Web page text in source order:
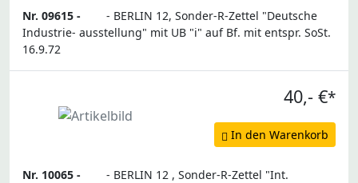
Nr. 09615 -
- BERLIN 12, Sonder-R-Zettel "Deutsche
Industrie- ausstellung" mit UB "i" auf Bf. mit entspr. SoSt.
16.9.72
40,- €*
In den Warenkorb
Nr. 10065 -
- BERLIN 12 , Sonder-R-Zettel "Int.